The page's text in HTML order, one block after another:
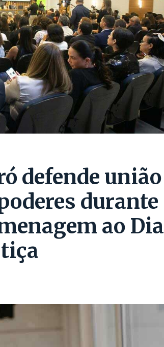
defende união
durante
ao Dia